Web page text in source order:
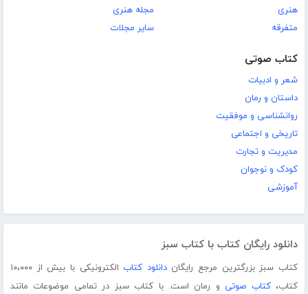
هنری
متفرقه
مجله هنری
سایر مجلات
کتاب صوتی
شعر و ادبیات
داستان و رمان
روانشناسی و موفقیت
تاریخی و اجتماعی
مدیریت و تجارت
کودک و نوجوان
آموزشی
دانلود رایگان کتاب با کتاب سبز
کتاب سبز بزرگترین مرجع رایگاندانلود کتاب
الکترونیکی با بیش از ۱۰،۰۰۰
کتاب،کتاب صوتی و رمان است. با کتاب سبز در تمامی موضوعات مانند